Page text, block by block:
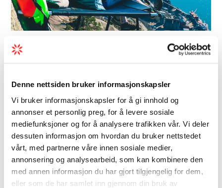
Denne nettsiden bruker informasjonskapsler
Vi bruker informasjonskapsler for å gi innhold og
annonser et personlig preg, for å levere sosiale
mediefunksjoner og for å analysere trafikken vår. Vi deler
dessuten informasjon om hvordan du bruker nettstedet
vårt, med partnerne våre innen sosiale medier,
annonsering og analysearbeid, som kan kombinere den
med annen informasjon du har gjort tilgjengelig for dem,
eller som de har samlet inn gjennom din bruk av
Aktivitetsselskaper | Guidet tur | Natur
fjellveggen
Har du nokon gong campa i lause lufta, fleire
hundre meter over bakken? Det kan du no
gjere på cliff-camping saman med Estangard!